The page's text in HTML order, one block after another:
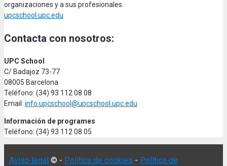
organizaciones y a sus profesionales.
upcschool.upc.edu
Contacta con nosotros:
UPC School
C/ Badajoz 73-77
08005 Barcelona
Teléfono: (34) 93 112 08 08
Email: info.upcschool@upcschool.upc.edu
Información de programes
Teléfono: (34) 93 112 08 05
Aviso legal © - Política de cookies - Política de